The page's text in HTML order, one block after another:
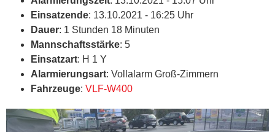
Einsatzende: 13.10.2021 - 16:25 Uhr
Dauer: 1 Stunden 18 Minuten
Mannschaftsstärke: 5
Einsatzart: H 1 Y
Alarmierungsart: Vollalarm Groß-Zimmern
Fahrzeuge: VLF-W400